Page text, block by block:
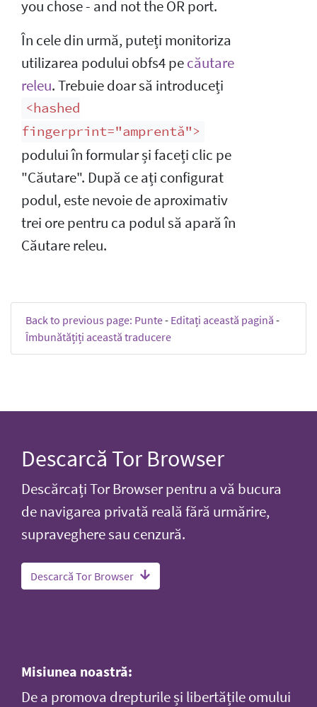
you chose - and not the OR port.
În cele din urmă, puteți monitoriza
utilizarea podului obfs4 pecăutare
releu. Trebuie doar să introduceți
<hashed
fingerprint="amprentă">
podului în formular și faceți clic pe
"Căutare". După ce ați configurat
podul, este nevoie de aproximativ
trei ore pentru ca podul să apară în
Căutare releu.
Back to previous page: Punte- Editați această pagină -
Îmbunătățiți această traducere
Descarcă Tor Browser
Descărcați Tor Browser pentru a vă bucura
de navigarea privată reală fără urmărire,
supraveghere sau cenzură.
Descarcă Tor Browser
Misiunea noastră:
De a promova drepturile și libertățile omului